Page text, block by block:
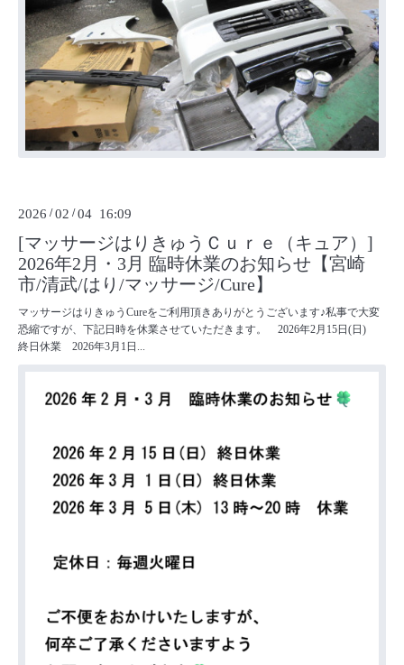
2026 /02 /04 16:09
[マッサージはりきゅうＣｕｒｅ（キュア）]
2026年2月・3月 臨時休業のお知らせ【宮崎
市/清武/はり/マッサージ/Cure】
マッサージはりきゅうCureをご利用頂きありがとうございます♪私事で大変
恐縮ですが、下記日時を休業させていただきます。 2026年2月15日(日)
終日休業 2026年3月1日...